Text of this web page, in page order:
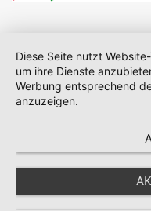
Diese Seite nutzt
um ihre Dienste
Werbung entsprechend
anzuzeigen.